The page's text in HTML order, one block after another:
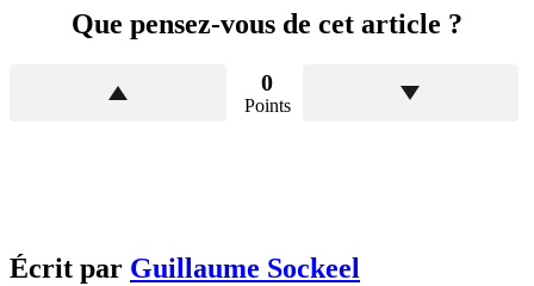
Que pensez-vous de cet article ?
0
Points
Écrit par Guillaume Sockeel